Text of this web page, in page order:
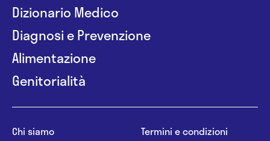
Dizionario Medico
Diagnosi e Prevenzione
Alimentazione
Genitorialità
Chi siamo
Termini e condizioni